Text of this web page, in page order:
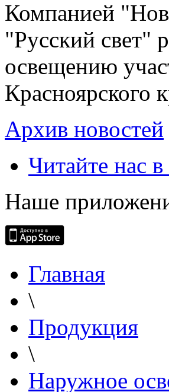
Компанией
"Русский свет"
освещению
Красноярского
Архив новостей
Читайте нас в
Наше
Главная
\
Продукция
\
Наружное